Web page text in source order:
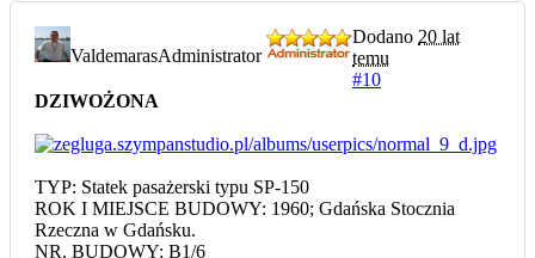
ValdemarasAdministrator
Dodano 20 lat
temu
#10
DZIWOŻONA
TYP: Statek pasażerski typu SP-150
ROK I MIEJSCE BUDOWY: 1960; Gdańska Stocznia
Rzeczna w Gdańsku.
NR. BUDOWY: B1/6